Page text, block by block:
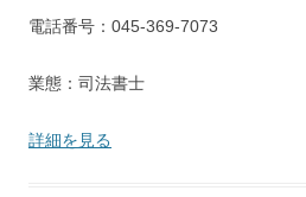
電話番号：045-369-7073
業態：司法書士
詳細を見る